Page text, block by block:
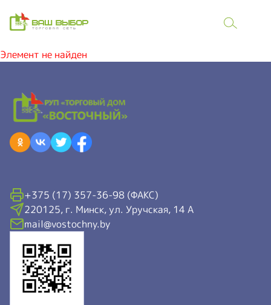
Элемент не найден
+375 (17) 357-36-98 (ФАКС)
220125, г. Минск, ул. Уручская, 14 А
mail@vostochny.by